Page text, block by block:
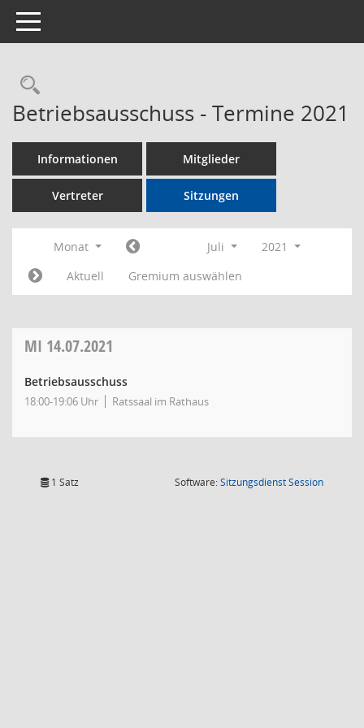
Toggle navigation
Rechercheauswahl
Betriebsausschuss - Termine 2021
Informationen Mitglieder
Vertreter Sitzungen
Monat Juli
2021
Aktuell
Gremium auswählen
MI 14.07.2021
Betriebsausschuss
18:00-19:06 Uhr Ratssaal im Rathaus
1 Satz Software:SitzungsdienstSession(Wird in